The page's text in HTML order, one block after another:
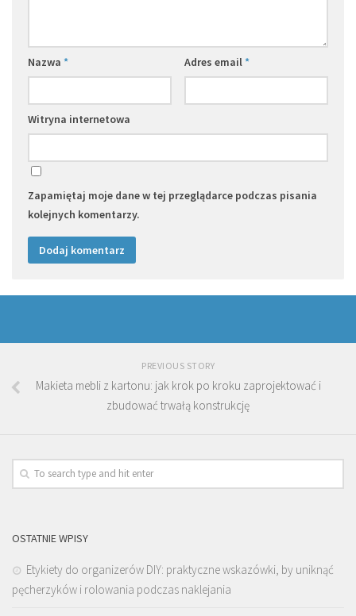
Nazwa * Adres email *
Witryna internetowa
Zapamiętaj moje dane w tej przeglądarce podczas pisania
kolejnych komentarzy.
PREVIOUS STORY
Makieta mebli z kartonu: jak krok po kroku zaprojektować i
zbudować trwałą konstrukcję
OSTATNIE WPISY
Etykiety do organizerów DIY: praktyczne wskazówki, by uniknąć
pęcherzyków i rolowania podczas naklejania